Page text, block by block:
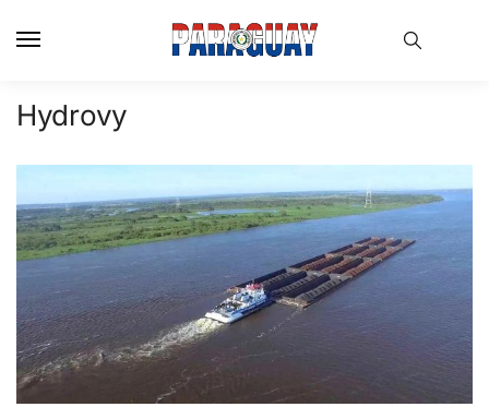
Hydrovy